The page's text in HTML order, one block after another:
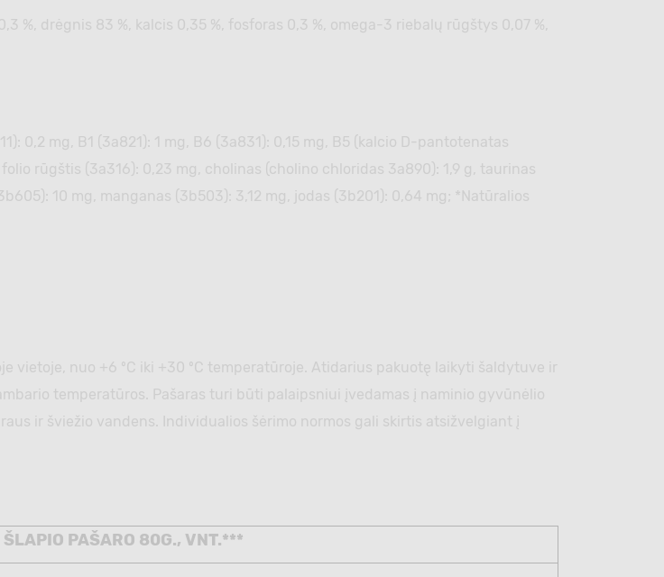
%, drėgnis 83 %, kalcis 0,35 %, fosforas 0,3 %, omega-3 riebalų rūgštys 0,07 %,
0,2 mg, В1 (3а821): 1 mg, В6 (3а831): 0,15 mg, В5 (kalcio D-pantotenatas
rūgštis (3а316): 0,23 mg, cholinas (cholino chloridas 3а890): 1,9 g, taurinas
10 mg, manganas (3b503): 3,12 mg, jodas (3b201): 0,64 mg; *Natūralios
vietoje, nuo +6 ºC iki +30 ºC temperatūroje. Atidarius pakuotę laikyti šaldytuve ir
temperatūros. Pašaras turi būti palaipsniui įvedamas į naminio gyvūnėlio
ir šviežio vandens. Individualios šėrimo normos gali skirtis atsižvelgiant į
PAŠARO 80G., VNT.***